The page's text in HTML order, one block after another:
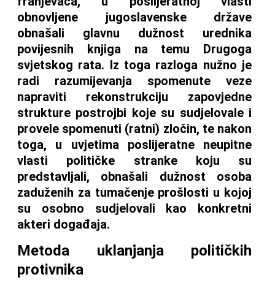
obnovljene jugoslavenske države
obnašali glavnu dužnost urednika
povijesnih knjiga na temu Drugoga
svjetskog rata. Iz toga razloga nužno je
radi razumijevanja spomenute veze
napraviti rekonstrukciju zapovjedne
strukture postrojbi koje su sudjelovale i
provele spomenuti (ratni) zločin, te nakon
toga, u uvjetima poslijeratne neupitne
vlasti političke stranke koju su
predstavljali, obnašali dužnost osoba
zaduženih za tumačenje prošlosti u kojoj
su osobno sudjelovali kao konkretni
akteri događaja.
Metoda uklanjanja političkih
protivnika